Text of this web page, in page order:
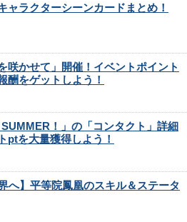
ャラクターシーンカードまとめ！
咲かせて」開催！イベントポイント
酬をゲットしよう！
！」の「コンタクト」詳細
ptを大量獲得しよう！
へ】平等院鳳凰のスキル＆ステータ